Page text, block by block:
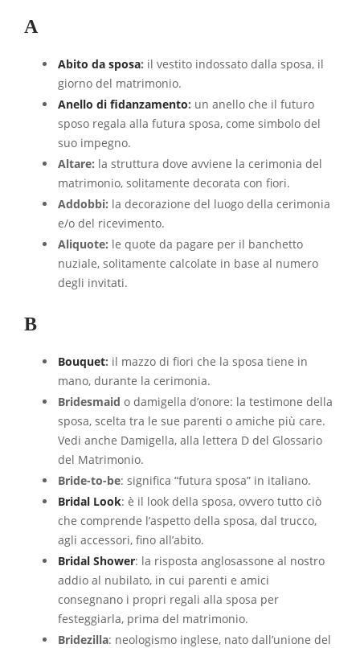
A
Abito da sposa: il vestito indossato dalla sposa, il
giorno del matrimonio.
Anello di fidanzamento: un anello che il futuro
sposo regala alla futura sposa, come simbolo del
suo impegno.
Altare: la struttura dove avviene la cerimonia del
matrimonio, solitamente decorata con fiori.
Addobbi: la decorazione del luogo della cerimonia
e/o del ricevimento.
Aliquote: le quote da pagare per il banchetto
nuziale, solitamente calcolate in base al numero
degli invitati.
B
Bouquet: il mazzo di fiori che la sposa tiene in
mano, durante la cerimonia.
Bridesmaid o damigella d’onore: la testimone della
sposa, scelta tra le sue parenti o amiche più care.
Vedi anche Damigella, alla lettera D del Glossario
del Matrimonio.
Bride-to-be: significa “futura sposa” in italiano.
Bridal Look: è il look della sposa, ovvero tutto ciò
che comprende l’aspetto della sposa, dal trucco,
agli accessori, fino all’abito.
Bridal Shower: la risposta anglosassone al nostro
addio al nubilato, in cui parenti e amici
consegnano i propri regali alla sposa per
festeggiarla, prima del matrimonio.
Bridezilla: neologismo inglese, nato dall’unione del